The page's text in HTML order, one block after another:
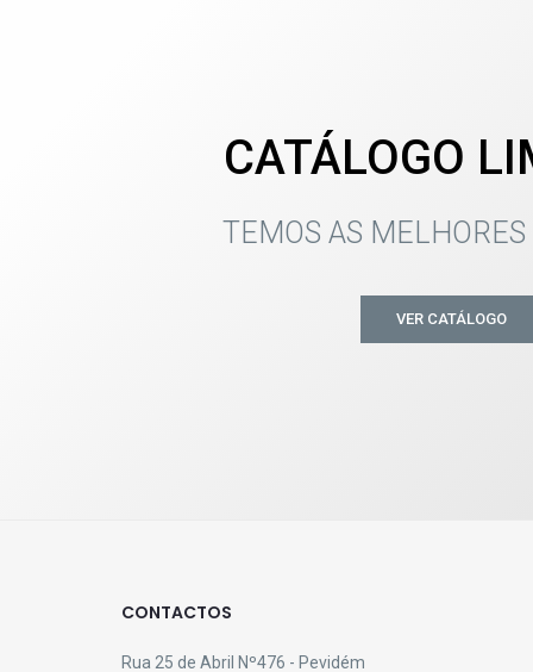
CATÁLOGO
TEMOS AS MELHORES
VER CATÁLOGO
CONTACTOS
Rua 25 de Abril Nº476 - Pevidém